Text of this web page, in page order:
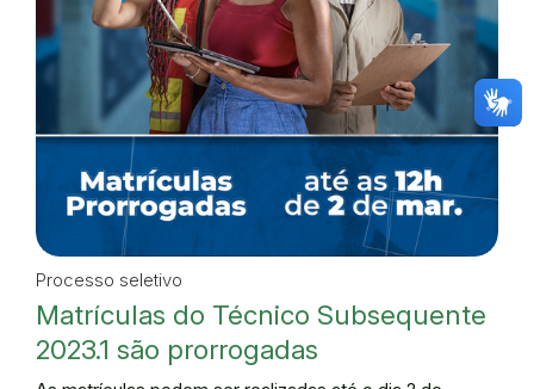
Processo seletivo
Matrículas do Técnico Subsequente
2023.1 são prorrogadas